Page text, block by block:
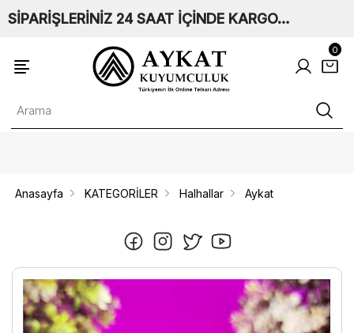
SİPARİŞLERİNİZ 24 SAAT İÇİNDE KARGO…
0
Anasayfa KATEGORİLER Halhallar Aykat